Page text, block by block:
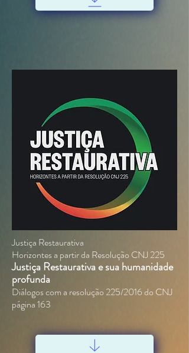
Justiça Restaurativa
Horizontes a partir da Resolução CNJ 225
Justiça Restaurativa e sua humanidade
profunda
Diálogos com a resolução 225/2016 do CNJ
página 163